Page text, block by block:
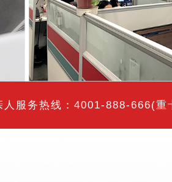
服务热线：4001-888-666(